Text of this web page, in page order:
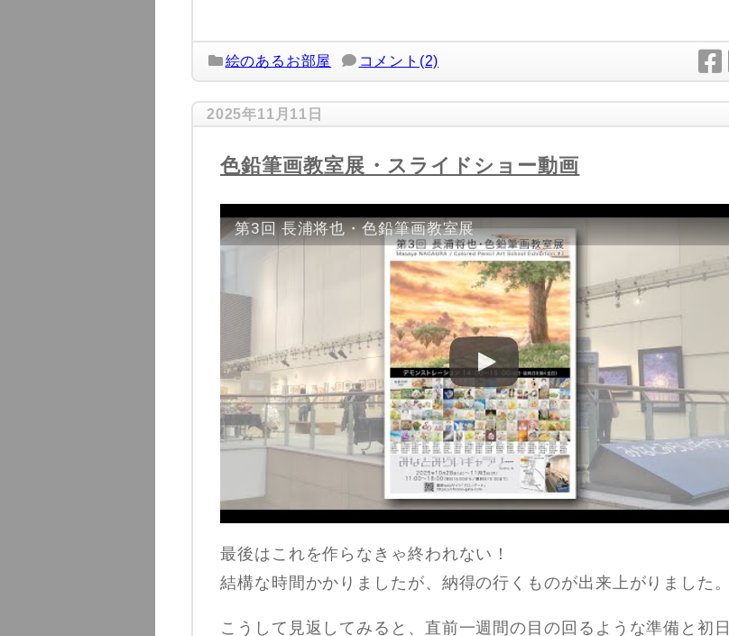
絵のあるお部屋 コメント(2)
2025年11月11日
色鉛筆画教室展・スライドショー動画
第3回 長浦将也・色鉛筆画教室展
最後はこれを作らなきゃ終われない！
結構な時間かかりましたが、納得の行くものが出来上がりました。
こうして見返してみると、直前一週間の目の回るような準備と初日